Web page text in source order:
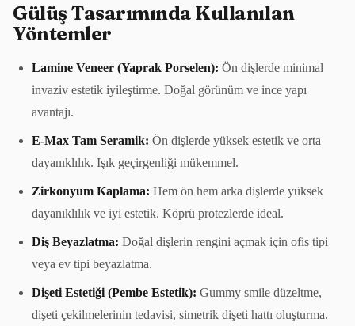
Gülüş Tasarımında Kullanılan
Yöntemler
Lamine Veneer (Yaprak Porselen): Ön dişlerde minimal
invaziv estetik iyileştirme. Doğal görünüm ve ince yapı
avantajı.
E-Max Tam Seramik: Ön dişlerde yüksek estetik ve orta
dayanıklılık. Işık geçirgenliği mükemmel.
Zirkonyum Kaplama: Hem ön hem arka dişlerde yüksek
dayanıklılık ve iyi estetik. Köprü protezlerde ideal.
Diş Beyazlatma: Doğal dişlerin rengini açmak için ofis tipi
veya ev tipi beyazlatma.
Dişeti Estetiği (Pembe Estetik): Gummy smile düzeltme,
dişeti çekilmelerinin tedavisi, simetrik dişeti hattı oluşturma.